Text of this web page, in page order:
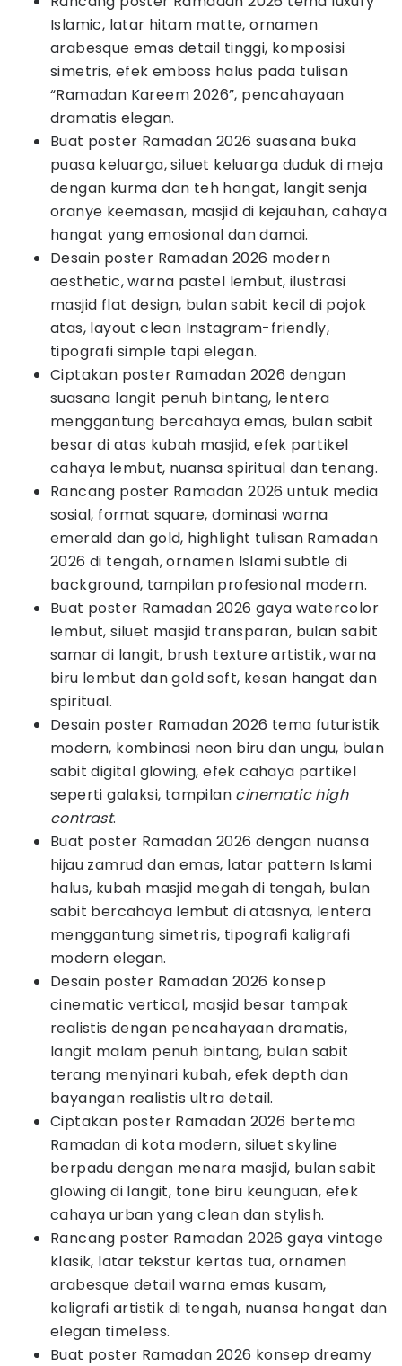
Islamic, latar hitam matte, ornamen
arabesque emas detail tinggi, komposisi
simetris, efek emboss halus pada tulisan
“Ramadan Kareem 2026”, pencahayaan
dramatis elegan.
Buat poster Ramadan 2026 suasana buka
puasa keluarga, siluet keluarga duduk di meja
dengan kurma dan teh hangat, langit senja
oranye keemasan, masjid di kejauhan, cahaya
hangat yang emosional dan damai.
Desain poster Ramadan 2026 modern
aesthetic, warna pastel lembut, ilustrasi
masjid flat design, bulan sabit kecil di pojok
atas, layout clean Instagram-friendly,
tipografi simple tapi elegan.
Ciptakan poster Ramadan 2026 dengan
suasana langit penuh bintang, lentera
menggantung bercahaya emas, bulan sabit
besar di atas kubah masjid, efek partikel
cahaya lembut, nuansa spiritual dan tenang.
Rancang poster Ramadan 2026 untuk media
sosial, format square, dominasi warna
emerald dan gold, highlight tulisan Ramadan
2026 di tengah, ornamen Islami subtle di
background, tampilan profesional modern.
Buat poster Ramadan 2026 gaya watercolor
lembut, siluet masjid transparan, bulan sabit
samar di langit, brush texture artistik, warna
biru lembut dan gold soft, kesan hangat dan
spiritual.
Desain poster Ramadan 2026 tema futuristik
modern, kombinasi neon biru dan ungu, bulan
sabit digital glowing, efek cahaya partikel
seperti galaksi, tampilan cinematic high
contrast.
Buat poster Ramadan 2026 dengan nuansa
hijau zamrud dan emas, latar pattern Islami
halus, kubah masjid megah di tengah, bulan
sabit bercahaya lembut di atasnya, lentera
menggantung simetris, tipografi kaligrafi
modern elegan.
Desain poster Ramadan 2026 konsep
cinematic vertical, masjid besar tampak
realistis dengan pencahayaan dramatis,
langit malam penuh bintang, bulan sabit
terang menyinari kubah, efek depth dan
bayangan realistis ultra detail.
Ciptakan poster Ramadan 2026 bertema
Ramadan di kota modern, siluet skyline
berpadu dengan menara masjid, bulan sabit
glowing di langit, tone biru keunguan, efek
cahaya urban yang clean dan stylish.
Rancang poster Ramadan 2026 gaya vintage
klasik, latar tekstur kertas tua, ornamen
arabesque detail warna emas kusam,
kaligrafi artistik di tengah, nuansa hangat dan
elegan timeless.
Buat poster Ramadan 2026 konsep dreamy